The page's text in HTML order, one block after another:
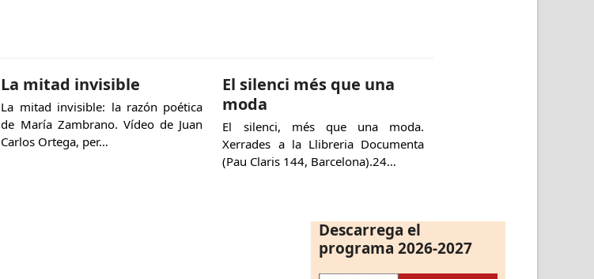
La mitad invisible
La mitad invisible: la razón poética
de María Zambrano. Vídeo de Juan
Carlos Ortega, per…
El silenci més que una
moda
El silenci, més que una moda.
Xerrades a la Llibreria Documenta
(Pau Claris 144, Barcelona).24…
Descarrega el
programa 2026-2027